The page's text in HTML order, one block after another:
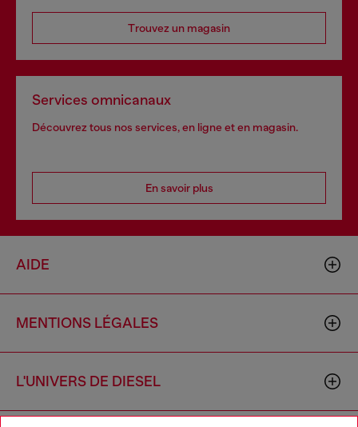
Trouvez un magasin
Services omnicanaux
Découvrez tous nos services, en ligne et en magasin.
En savoir plus
AIDE
MENTIONS LÉGALES
L'UNIVERS DE DIESEL